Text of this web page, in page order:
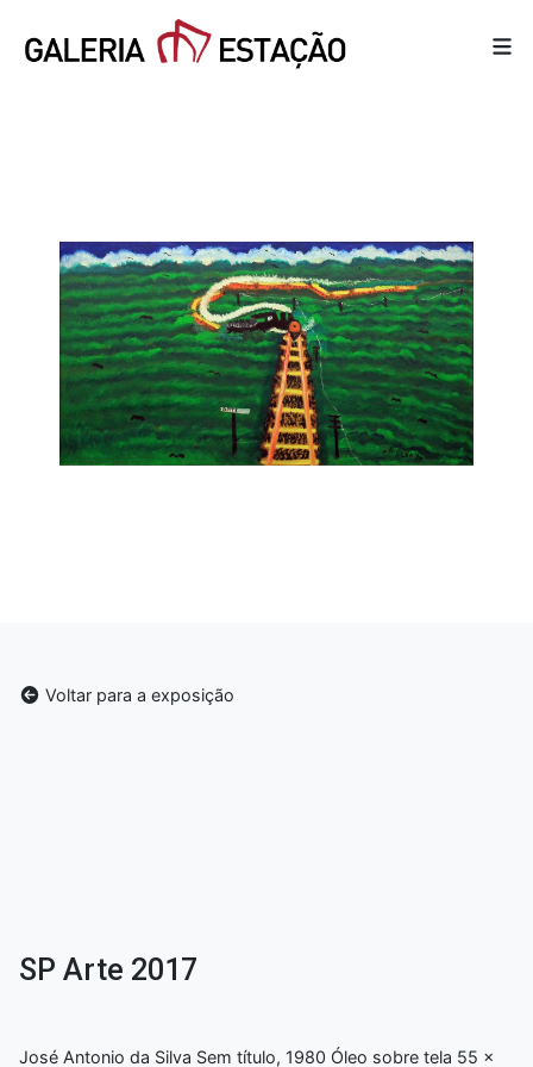
Voltar para a exposição
SP Arte 2017
José Antonio da Silva Sem título, 1980 Óleo sobre tela 55 x